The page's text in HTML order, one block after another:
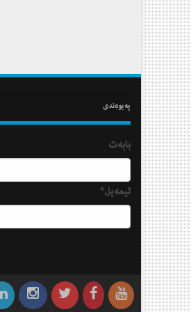
په‌یوه‌ندی
بابه‌ت
ئیمه‌یل*